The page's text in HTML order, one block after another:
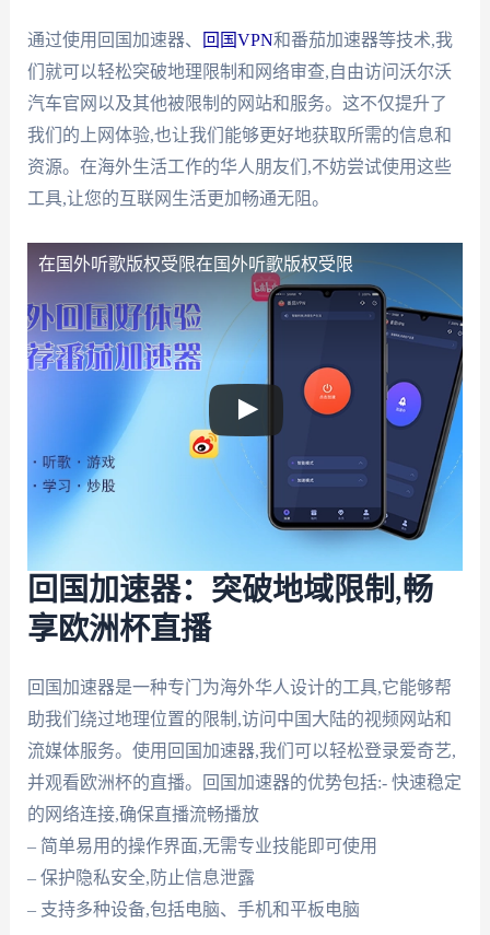
通过使用回国加速器、 回国VPN和番茄加速器等技术,我
们就可以轻松突破地理限制和网络审查,自由访问沃尔沃
汽车官网以及其他被限制的网站和服务。这不仅提升了
我们的上网体验,也让我们能够更好地获取所需的信息和
资源。在海外生活工作的华人朋友们,不妨尝试使用这些
工具,让您的互联网生活更加畅通无阻。
在国外听歌版权受限在国外听歌版权受限
回国加速器：突破地域限制,畅
享欧洲杯直播
回国加速器是一种专门为海外华人设计的工具,它能够帮
助我们绕过地理位置的限制,访问中国大陆的视频网站和
流媒体服务。使用回国加速器,我们可以轻松登录爱奇艺,
并观看欧洲杯的直播。回国加速器的优势包括:- 快速稳定
的网络连接,确保直播流畅播放
– 简单易用的操作界面,无需专业技能即可使用
– 保护隐私安全,防止信息泄露
– 支持多种设备,包括电脑、手机和平板电脑